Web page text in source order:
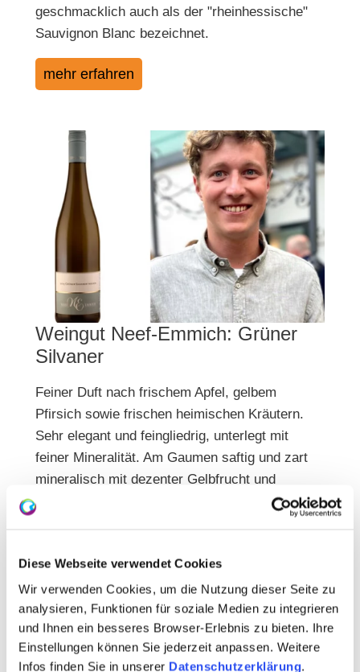
Diese Webseite verwendet Cookies
Wir verwenden Cookies, um die Nutzung dieser Seite zu
analysieren, Funktionen für soziale Medien zu integrieren
und Ihnen ein besseres Browser-Erlebnis zu bieten. Ihre
Einstellungen können Sie jederzeit anpassen. Weitere
Infos finden Sie in unserer Datenschutzerklärung.
geschmacklich auch als der "rheinhessische"
Sauvignon Blanc bezeichnet.
mehr erfahren
Weingut Neef-Emmich: Grüner
Silvaner
Feiner Duft nach frischem Apfel, gelbem
Pfirsich sowie frischen heimischen Kräutern.
Sehr elegant und feingliedrig, unterlegt mit
feiner Mineralität. Am Gaumen saftig und zart
mineralisch mit dezenter Gelbfrucht und
schöner Würze. Harmonisch und von eher
leichter, beschwingter Statur. Klare, anregende
mehr erfahren